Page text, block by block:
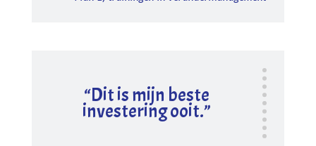
“Dit is mijn beste
investering ooit.”